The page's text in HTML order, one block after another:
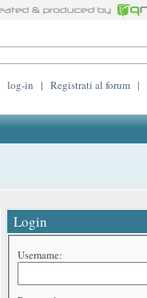
log-in | Registrati al forum |
Login
Username: